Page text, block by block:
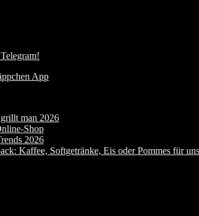
App
man 2026
Shop
2026
Kaffee, Softgetränke, Eis oder Pommes für